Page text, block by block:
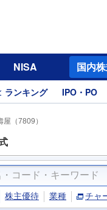
NISA 国内
ランキング IPO・PO
屋（7809）
株主優待 業種 チャ